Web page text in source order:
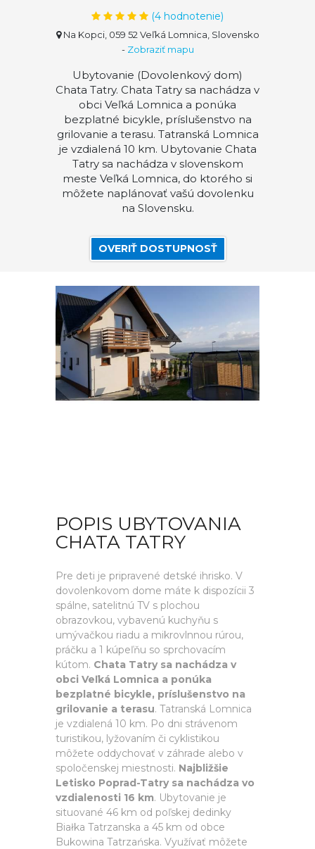
(4 hodnotenie)
Na Kopci, 059 52 Veľká Lomnica, Slovensko
- Zobraziť mapu
Ubytovanie (Dovolenkový dom)
Chata Tatry. Chata Tatry sa nachádza v
obci Veľká Lomnica a ponúka
bezplatné bicykle, príslušenstvo na
grilovanie a terasu. Tatranská Lomnica
je vzdialená 10 km. Ubytovanie Chata
Tatry sa nachádza v slovenskom
meste Veľká Lomnica, do ktorého si
môžete naplánovať vašú dovolenku
na Slovensku.
OVERIŤ DOSTUPNOSŤ
POPIS UBYTOVANIA
CHATA TATRY
Pre deti je pripravené detské ihrisko. V
dovolenkovom dome máte k dispozícii 3
spálne, satelitnú TV s plochou
obrazovkou, vybavenú kuchyňu s
umývačkou riadu a mikrovlnnou rúrou,
práčku a 1 kúpeľňu so sprchovacím
kútom. Chata Tatry sa nachádza v
obci Veľká Lomnica a ponúka
bezplatné bicykle, príslušenstvo na
grilovanie a terasu. Tatranská Lomnica
je vzdialená 10 km. Po dni strávenom
turistikou, lyžovaním či cyklistikou
môžete oddychovať v záhrade alebo v
spoločenskej miestnosti. Najbližšie
Letisko Poprad-Tatry sa nachádza vo
vzdialenosti 16 km. Ubytovanie je
situované 46 km od poľskej dedinky
Białka Tatrzanska a 45 km od obce
Bukowina Tatrzańska. Využívať môžete